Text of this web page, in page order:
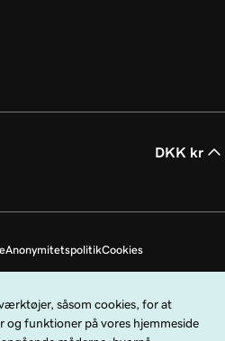
DKK kr
AnonymitetspolitikCookies
Operating Company, LLC. Alle rettigheder
er et registreret varemærke tilhørende